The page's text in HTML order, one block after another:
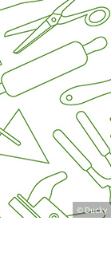
© Ducky